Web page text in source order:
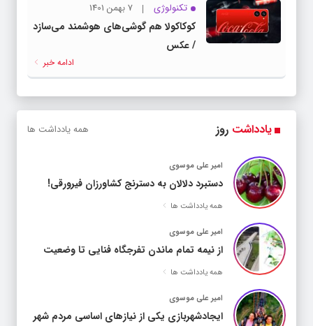
تکنولوژی 7 بهمن 1401
کوکاکولا هم گوشی‌های هوشمند می‌سازد
/ عکس
ادامه خبر
یادداشت روز همه یادداشت ها
امیر علی موسوی
دستبرد دلالان به دسترنج کشاورزان فیرورقی!
همه یادداشت ها
امیر علی موسوی
از نیمه تمام ماندن تفرجگاه فنایی تا وضعیت
اسفبار المان کاروان شتر
همه یادداشت ها
امیر علی موسوی
ایجادشهربازی یکی از نیازهای اساسی مردم شهر